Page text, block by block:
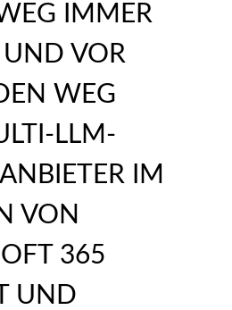
IMMER
VOR
WEG
LLM-
IM
VON
365
UND